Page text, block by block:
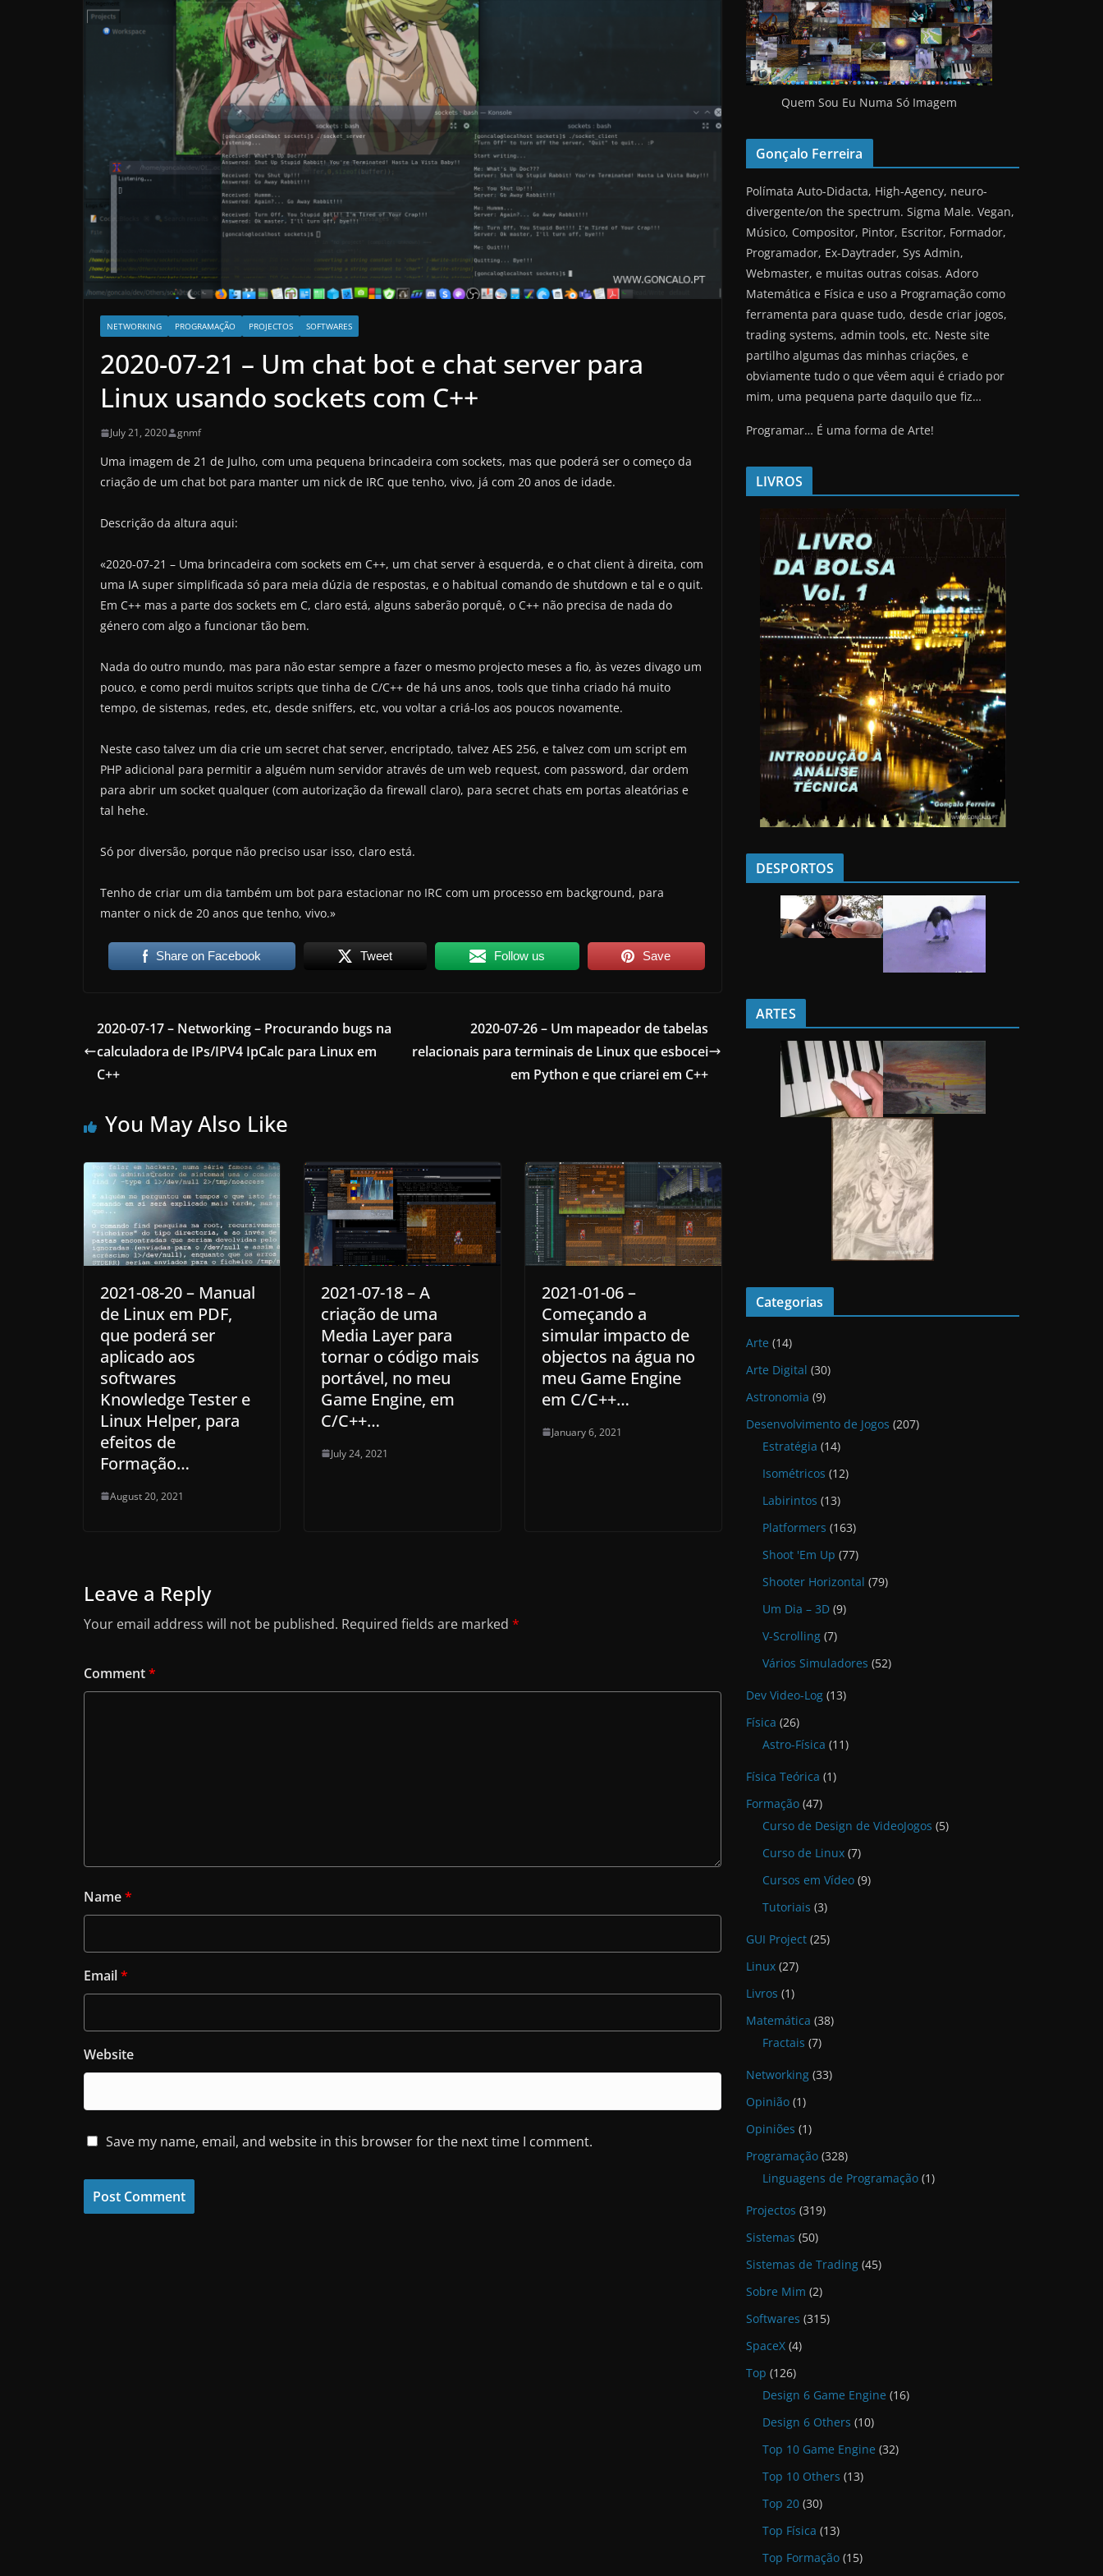
NETWORKING PROGRAMAÇÃO PROJECTOS SOFTWARES
2020-07-21 – Um chat bot e chat server para
Linux usando sockets com C++
July 21, 2020 gnmf
Uma imagem de 21 de Julho, com uma pequena brincadeira com sockets, mas que poderá ser o começo da
criação de um chat bot para manter um nick de IRC que tenho, vivo, já com 20 anos de idade.
Descrição da altura aqui:
«2020-07-21 – Uma brincadeira com sockets em C++, um chat server à esquerda, e o chat client à direita, com
uma IA super simplificada só para meia dúzia de respostas, e o habitual comando de shutdown e tal e o quit.
Em C++ mas a parte dos sockets em C, claro está, alguns saberão porquê, o C++ não precisa de nada do
género com algo a funcionar tão bem.
Nada do outro mundo, mas para não estar sempre a fazer o mesmo projecto meses a fio, às vezes divago um
pouco, e como perdi muitos scripts que tinha de C/C++ de há uns anos, tools que tinha criado há muito
tempo, de sistemas, redes, etc, desde sniffers, etc, vou voltar a criá-los aos poucos novamente.
Neste caso talvez um dia crie um secret chat server, encriptado, talvez AES 256, e talvez com um script em
PHP adicional para permitir a alguém num servidor através de um web request, com password, dar ordem
para abrir um socket qualquer (com autorização da firewall claro), para secret chats em portas aleatórias e
tal hehe.
Só por diversão, porque não preciso usar isso, claro está.
Tenho de criar um dia também um bot para estacionar no IRC com um processo em background, para
manter o nick de 20 anos que tenho, vivo.»
Share on Facebook Tweet Follow us Save
2020-07-17 – Networking – Procurando bugs na
calculadora de IPs/IPV4 IpCalc para Linux em
C++
2020-07-26 – Um mapeador de tabelas
relacionais para terminais de Linux que esbocei
em Python e que criarei em C++
You May Also Like
2021-08-20 – Manual
de Linux em PDF,
que poderá ser
aplicado aos
softwares
Knowledge Tester e
Linux Helper, para
efeitos de
Formação…
August 20, 2021
2021-07-18 – A
criação de uma
Media Layer para
tornar o código mais
portável, no meu
Game Engine, em
C/C++…
July 24, 2021
2021-01-06 –
Começando a
simular impacto de
objectos na água no
meu Game Engine
em C/C++…
January 6, 2021
Leave a Reply
Your email address will not be published. Required fields are marked *
Comment*
Name*
Email*
Website
Save my name, email, and website in this browser for the next time I comment.
Quem Sou Eu Numa Só Imagem
Gonçalo Ferreira
Polímata Auto-Didacta, High-Agency, neuro-
divergente/on the spectrum. Sigma Male. Vegan,
Músico, Compositor, Pintor, Escritor, Formador,
Programador, Ex-Daytrader, Sys Admin,
Webmaster, e muitas outras coisas. Adoro
Matemática e Física e uso a Programação como
ferramenta para quase tudo, desde criar jogos,
trading systems, admin tools, etc. Neste site
partilho algumas das minhas criações, e
obviamente tudo o que vêem aqui é criado por
mim, uma pequena parte daquilo que fiz…
Programar… É uma forma de Arte!
LIVROS
DESPORTOS
ARTES
Categorias
Arte (14)
Arte Digital (30)
Astronomia (9)
Desenvolvimento de Jogos (207)
Estratégia (14)
Isométricos (12)
Labirintos (13)
Platformers (163)
Shoot 'Em Up (77)
Shooter Horizontal (79)
Um Dia – 3D (9)
V-Scrolling (7)
Vários Simuladores (52)
Dev Video-Log (13)
Física (26)
Astro-Física (11)
Física Teórica (1)
Formação (47)
Curso de Design de VideoJogos (5)
Curso de Linux (7)
Cursos em Vídeo (9)
Tutoriais (3)
GUI Project (25)
Linux (27)
Livros (1)
Matemática (38)
Fractais (7)
Networking (33)
Opinião (1)
Opiniões (1)
Programação (328)
Linguagens de Programação (1)
Projectos (319)
Sistemas (50)
Sistemas de Trading (45)
Sobre Mim (2)
Softwares (315)
SpaceX (4)
Top (126)
Design 6 Game Engine (16)
Design 6 Others (10)
Top 10 Game Engine (32)
Top 10 Others (13)
Top 20 (30)
Top Física (13)
Top Formação (15)